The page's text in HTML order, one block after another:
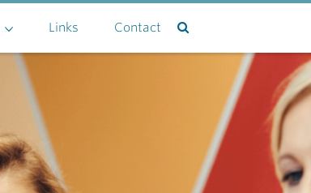
Links Contact